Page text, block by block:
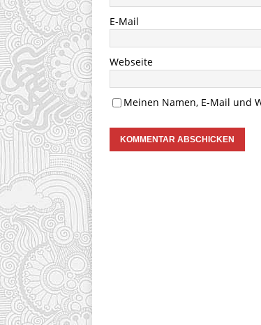
E-Mail
Webseite
Meinen Namen, E-Mail und